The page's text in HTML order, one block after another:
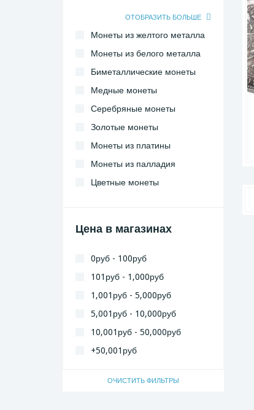
ОТОБРАЗИТЬ БОЛЬШЕ
Монеты из желтого металла
Монеты из белого металла
Биметаллические монеты
Медные монеты
Серебряные монеты
Золотые монеты
Монеты из платины
Монеты из палладия
Цветные монеты
Цена в магазинах
0руб - 100руб
101руб - 1,000руб
1,001руб - 5,000руб
5,001руб - 10,000руб
10,001руб - 50,000руб
+50,001руб
ОЧИСТИТЬ ФИЛЬТРЫ